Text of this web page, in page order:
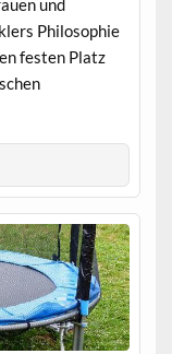
und
Philosophie
festen Platz